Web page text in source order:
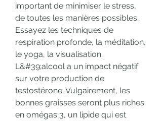
important de minimiser le stress,
de toutes les manières possibles.
Essayez les techniques de
respiration profonde, la méditation,
le yoga, la visualisation.
L&#39;alcool a un impact négatif
sur votre production de
testostérone. Vulgairement, les
bonnes graisses seront plus riches
en omégas 3, un lipide qui est